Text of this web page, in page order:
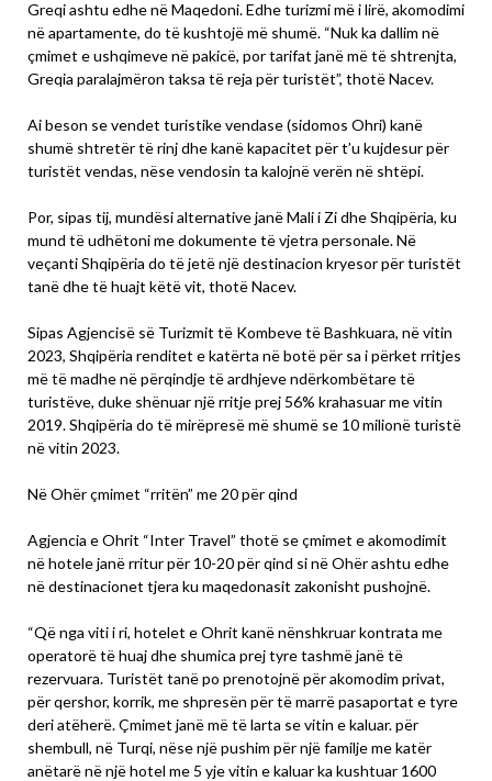
Greqi ashtu edhe në Maqedoni. Edhe turizmi më i lirë, akomodimi
në apartamente, do të kushtojë më shumë. “Nuk ka dallim në
çmimet e ushqimeve në pakicë, por tarifat janë më të shtrenjta,
Greqia paralajmëron taksa të reja për turistët”, thotë Nacev.
Ai beson se vendet turistike vendase (sidomos Ohri) kanë
shumë shtretër të rinj dhe kanë kapacitet për t’u kujdesur për
turistët vendas, nëse vendosin ta kalojnë verën në shtëpi.
Por, sipas tij, mundësi alternative janë Mali i Zi dhe Shqipëria, ku
mund të udhëtoni me dokumente të vjetra personale. Në
veçanti Shqipëria do të jetë një destinacion kryesor për turistët
tanë dhe të huajt këtë vit, thotë Nacev.
Sipas Agjencisë së Turizmit të Kombeve të Bashkuara, në vitin
2023, Shqipëria renditet e katërta në botë për sa i përket rritjes
më të madhe në përqindje të ardhjeve ndërkombëtare të
turistëve, duke shënuar një rritje prej 56% krahasuar me vitin
2019. Shqipëria do të mirëpresë më shumë se 10 milionë turistë
në vitin 2023.
Në Ohër çmimet “rritën” me 20 për qind
Agjencia e Ohrit “Inter Travel” thotë se çmimet e akomodimit
në hotele janë rritur për 10-20 për qind si në Ohër ashtu edhe
në destinacionet tjera ku maqedonasit zakonisht pushojnë.
“Që nga viti i ri, hotelet e Ohrit kanë nënshkruar kontrata me
operatorë të huaj dhe shumica prej tyre tashmë janë të
rezervuara. Turistët tanë po prenotojnë për akomodim privat,
për qershor, korrik, me shpresën për të marrë pasaportat e tyre
deri atëherë. Çmimet janë më të larta se vitin e kaluar. për
shembull, në Turqi, nëse një pushim për një familje me katër
anëtarë në një hotel me 5 yje vitin e kaluar ka kushtuar 1600